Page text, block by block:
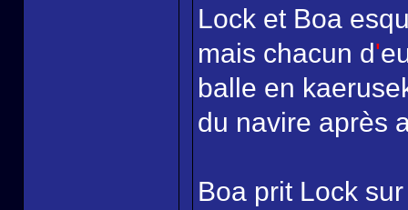
Lock et Boa
mais chacun d'
balle en
du navire après
Boa prit Lock